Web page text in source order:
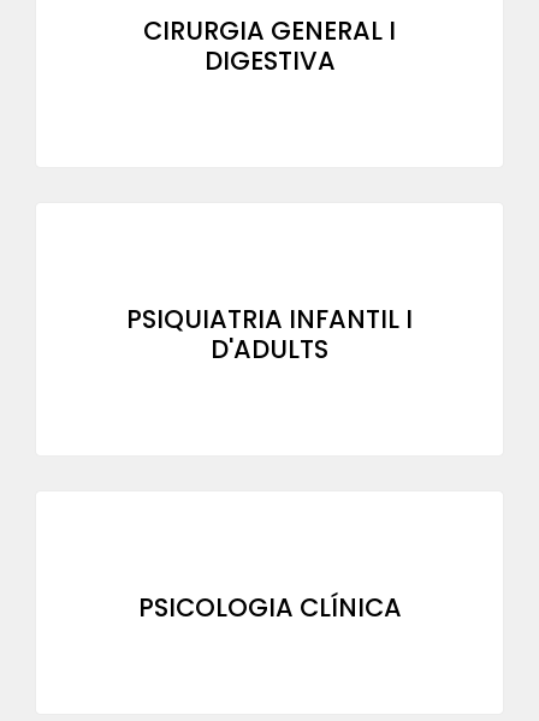
CIRURGIA GENERAL I
DIGESTIVA
PSIQUIATRIA INFANTIL I
D'ADULTS
PSICOLOGIA CLÍNICA